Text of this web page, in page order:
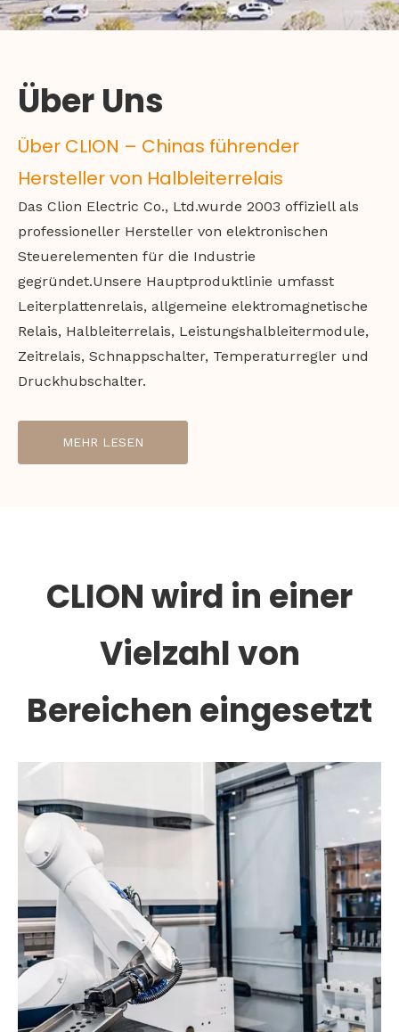
Über Uns
Über CLION – Chinas führender
Hersteller von Halbleiterrelais
Das Clion Electric Co., Ltd.wurde 2003 offiziell als
professioneller Hersteller von elektronischen
Steuerelementen für die Industrie
gegründet.Unsere Hauptproduktlinie umfasst
Leiterplattenrelais, allgemeine elektromagnetische
Relais, Halbleiterrelais, Leistungshalbleitermodule,
Zeitrelais, Schnappschalter, Temperaturregler und
Druckhubschalter.
MEHR LESEN
CLION wird in einer
Vielzahl von
Bereichen eingesetzt